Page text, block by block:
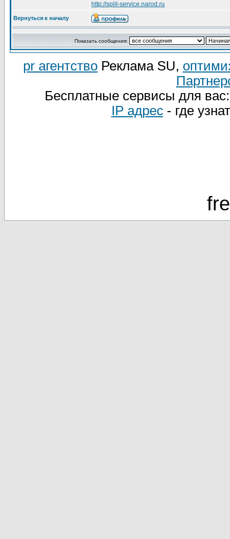
http://split-service.narod.ru
Вернуться к началу
Показать сообщения:
pr агентство Реклама SU,
Бесплатные сервисы для
IP адрес- где